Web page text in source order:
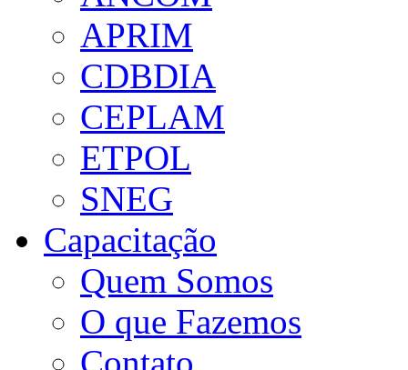
APRIM
CDBDIA
CEPLAM
ETPOL
SNEG
Capacitação
Quem Somos
O que Fazemos
Contato